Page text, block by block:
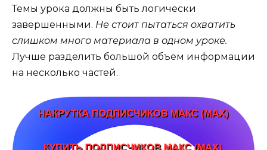
Темы урока должны быть логически
завершенными. Не стоит пытаться охватить
слишком много материала в одном уроке.
Лучше разделить большой объем информации
на несколько частей.